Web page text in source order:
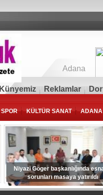
Adana
Künyemiz Reklamlar
SPOR KÜLTÜR SANAT ADANA
Niyazi Göger başkanlığında
sorunları masaya yatırıldı